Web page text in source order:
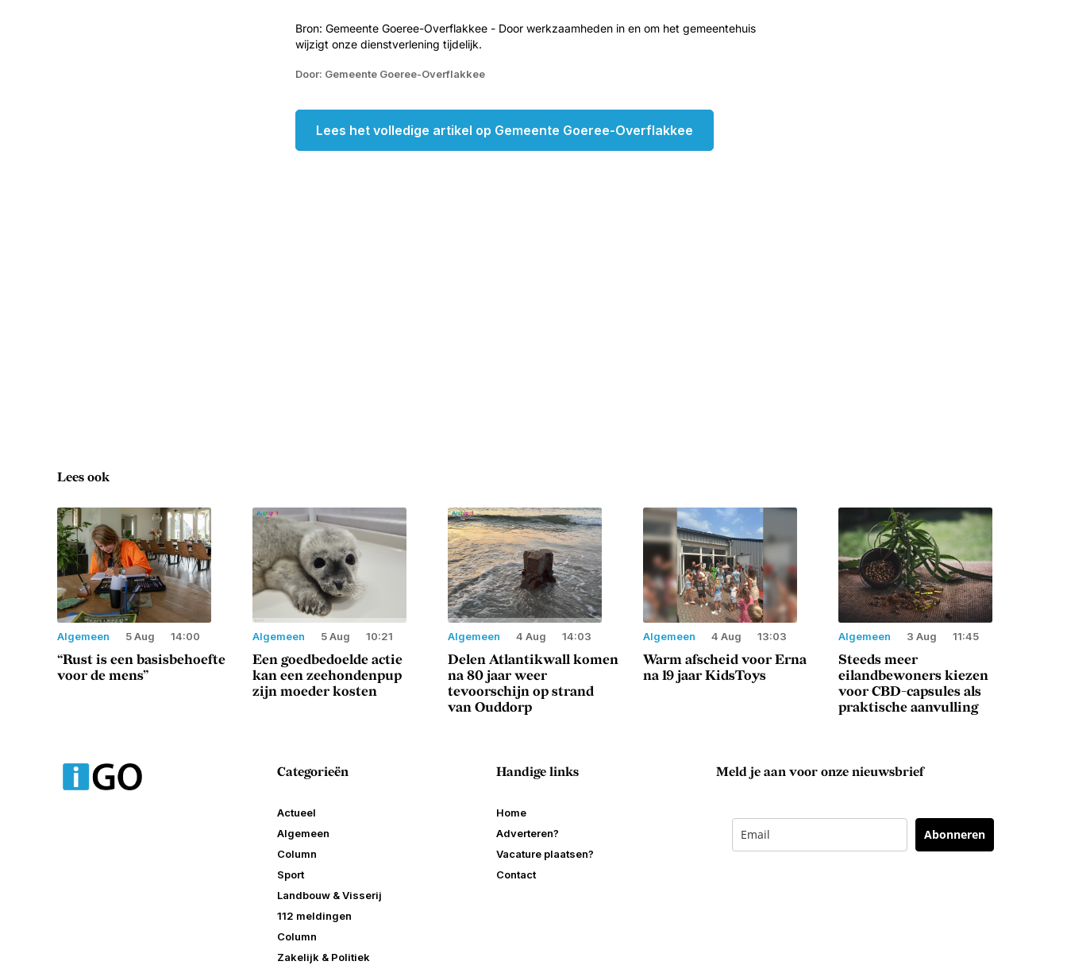
Bron: Gemeente Goeree-Overflakkee - Door werkzaamheden in en om het gemeentehuis
wijzigt onze dienstverlening tijdelijk.
Door: Gemeente Goeree-Overflakkee
Lees het volledige artikel op Gemeente Goeree-Overflakkee
Lees ook
Algemeen 5 Aug 14:00
“Rust is een basisbehoefte
voor de mens”
Algemeen 5 Aug 10:21
Een goedbedoelde actie
kan een zeehondenpup
zijn moeder kosten
Algemeen 4 Aug 14:03
Delen Atlantikwall komen
na 80 jaar weer
tevoorschijn op strand
van Ouddorp
Algemeen 4 Aug 13:03
Warm afscheid voor Erna
na 19 jaar KidsToys
Algemeen 3 Aug 11:45
Steeds meer
eilandbewoners kiezen
voor CBD-capsules als
praktische aanvulling
Categorieën
Actueel
Algemeen
Column
Sport
Landbouw & Visserij
112 meldingen
Column
Zakelijk & Politiek
Handige links
Home
Adverteren?
Vacature plaatsen?
Contact
Meld je aan voor onze nieuwsbrief
Abonneren